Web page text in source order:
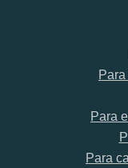
Para
Para